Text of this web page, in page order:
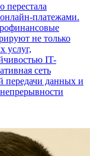
перестала
платежами.
не только
услуг,
IT-
сеть
передачи данных и